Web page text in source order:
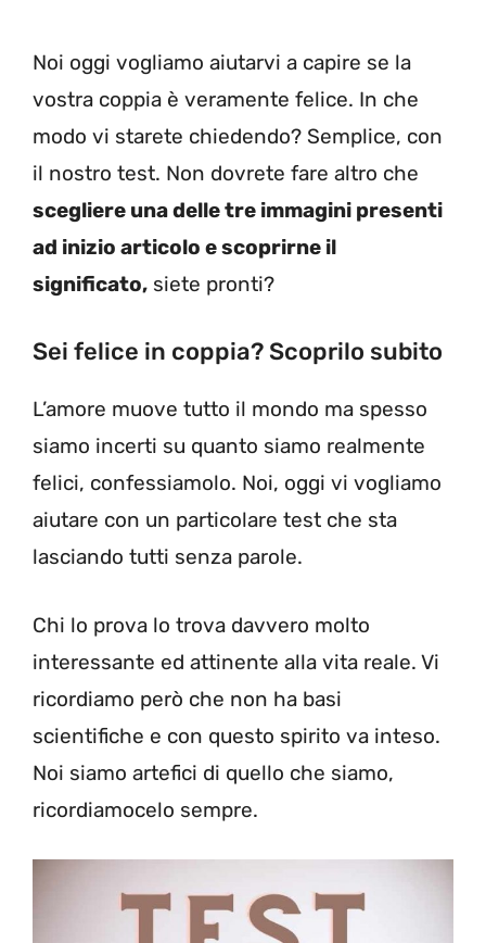
Noi oggi vogliamo aiutarvi a capire se la
vostra coppia è veramente felice. In che
modo vi starete chiedendo? Semplice, con
il nostro test. Non dovrete fare altro che
scegliere una delle tre immagini presenti
ad inizio articolo e scoprirne il
significato, siete pronti?
Sei felice in coppia? Scoprilo subito
L’amore muove tutto il mondo ma spesso
siamo incerti su quanto siamo realmente
felici, confessiamolo. Noi, oggi vi vogliamo
aiutare con un particolare test che sta
lasciando tutti senza parole.
Chi lo prova lo trova davvero molto
interessante ed attinente alla vita reale. Vi
ricordiamo però che non ha basi
scientifiche e con questo spirito va inteso.
Noi siamo artefici di quello che siamo,
ricordiamocelo sempre.